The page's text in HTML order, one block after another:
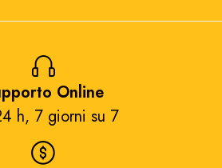
Online
h, 7 giorni su 7​